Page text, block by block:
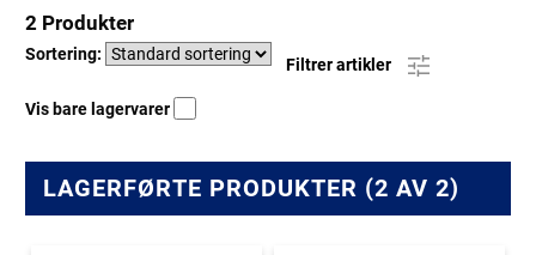
2 Produkter
Sortering:
Filtrer artikler
Vis bare lagervarer
LAGERFØRTE PRODUKTER (2 AV 2)